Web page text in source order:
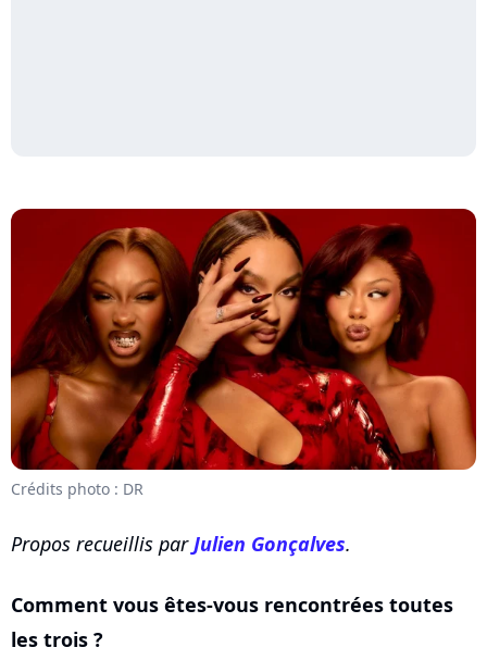
Crédits photo : DR
Propos recueillis parJulien Gonçalves.
Comment vous êtes-vous rencontrées toutes
les trois ?